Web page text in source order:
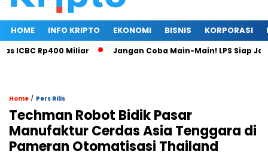
HOME INFO KRIPTO EKONOMI BISNIS KORPORASI
Rp400 Miliar Jangan Coba Main-Main! LPS Siap Jadi
Home / Pers Rilis
Techman Robot Bidik Pasar
Manufaktur Cerdas Asia Tenggara di
Pameran Otomatisasi Thailand